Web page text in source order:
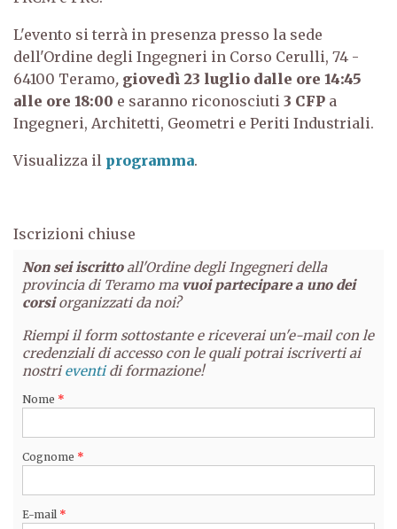
L'evento si terrà in presenza presso la sede
dell'Ordine degli Ingegneri in Corso Cerulli, 74 -
64100 Teramo, giovedì 23 luglio dalle ore 14:45
alle ore 18:00 e saranno riconosciuti 3 CFP a
Ingegneri, Architetti, Geometri e Periti Industriali.
Visualizza il programma.
Iscrizioni chiuse
Non sei iscrittoall'Ordine degli Ingegneri della
provincia di Teramo ma vuoi partecipare a uno dei
corsiorganizzati da noi?
Riempi il form sottostante e riceverai un'e-mail con le
credenziali di accesso con le quali potrai iscriverti ai
nostrieventidi formazione!
Nome *
Cognome *
E-mail *